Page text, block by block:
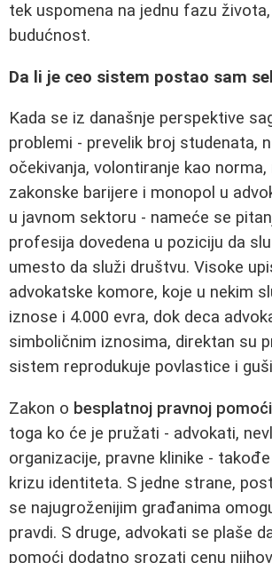
tek uspomena na jednu fazu
budućnost.
Da li je ceo sistem postao sam
Kada se iz današnje perspektive
problemi - prevelik broj studenata,
očekivanja, volontiranje kao norma,
zakonske barijere i monopol u
u javnom sektoru - nameće se
profesija dovedena u poziciju da
umesto da služi društvu. Visoke
advokatske komore, koje u nekim
iznose i 4.000 evra, dok deca
simboličnim iznosima, direktan su
sistem reprodukuje povlastice i
Zakon o besplatnoj pravnoj pomoći
toga ko će je pružati - advokati,
organizacije, pravne klinike -
krizu identiteta. S jedne strane,
se najugroženijim građanima
pravdi. S druge, advokati se plaše
pomoći dodatno srozati cenu